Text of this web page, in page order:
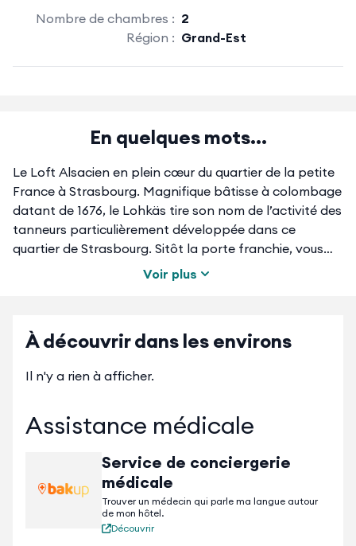
Nombre de chambres : 2
Région : Grand-Est
En quelques mots...
Le Loft Alsacien en plein cœur du quartier de la petite
France à Strasbourg. Magnifique bâtisse à colombage
datant de 1676, le Lohkäs tire son nom de l’activité des
tanneurs particulièrement développée dans ce
quartier de Strasbourg. Sitôt la porte franchie, vous
voilà dans un chaleureux loft alsacien en triplex
entièrement climatisé composé de :
- Chambre climatisée avec lit double non séparable et
l'italienne
lave-linge
- 1 toilette séparé
- Séjour/salle à manger climatisé avec une grande
table et 6 chaises, 2 canapés, 1 grande télévision à
Voir plus
À découvrir dans les environs
Il n'y a rien à afficher.
Assistance médicale
Service de conciergerie
médicale
Trouver un médecin qui parle ma langue autour
de mon hôtel.
Découvrir